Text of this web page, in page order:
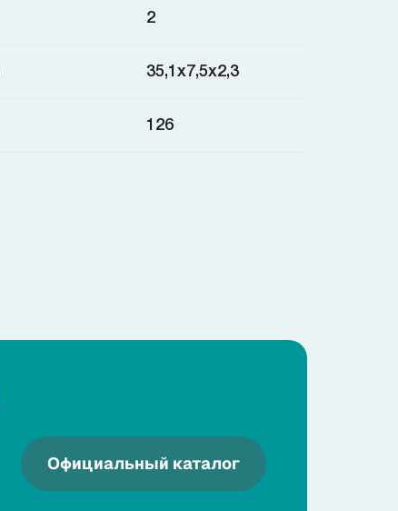
2
35,1х7,5х2,3
126
Официальный каталог